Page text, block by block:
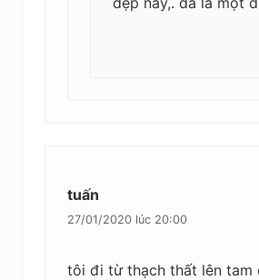
tuấn
27/01/2020 lúc 20:00
tôi đi từ thạch thất lên tam